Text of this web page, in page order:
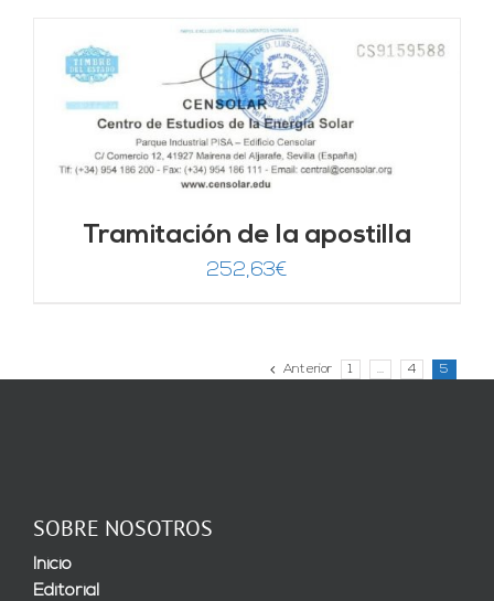
Tramitación de la apostilla
252,63€
Anterior 1 … 4 5
SOBRE NOSOTROS
Inicio
Editorial